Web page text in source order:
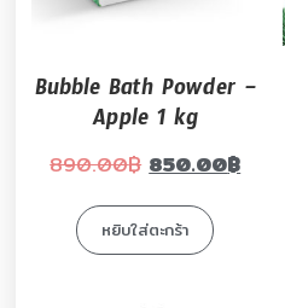
Bubble Bath Powder –
Apple 1 kg
890.00฿ 850.00฿
หยิบใส่ตะกร้า